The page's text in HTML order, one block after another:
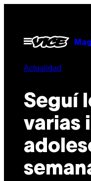
contenido
Abrir
Menú
Actualidad
Seguí
varias